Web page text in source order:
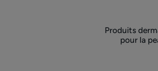
Produits
pour la